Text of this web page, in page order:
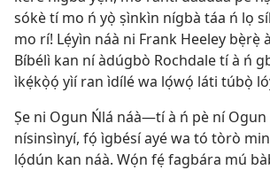
sókè tí mo ń yọ̀ ṣìnkìn nígbà táa ń lọ
mo rí! Lẹ́yìn náà ni Frank Heeley bẹ̀rẹ̀
Bíbélì kan ní àdúgbò Rochdale tí à ń
ìkẹ́kọ̀ọ́ yìí ran ìdílé wa lọ́wọ́ láti túbọ̀
Ṣe ni Ogun Ńlá náà—tí à ń pè ní Ogun
nísinsìnyí, fọ́ ìgbésí ayé wa tó tòrò
lọ́dún kan náà. Wọ́n fẹ́ fagbára mú